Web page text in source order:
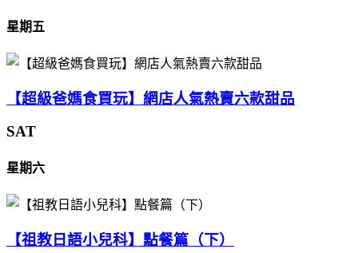
星期五
【超級爸媽食買玩】網店人氣熱賣六款甜品
SAT
星期六
【祖教日語小兒科】點餐篇（下）